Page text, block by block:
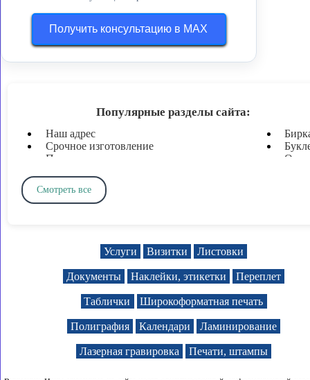
является картон производство календарики
Получить консультацию в MAX
Популярные разделы сайта:
Наш адрес
Срочное изготовление
Печати и штампы
Печать визиток
Ламинирование
Печать флаеров
Таблички и вывески
Наклейки, этикетки, стикеры
Плакаты
Баннеры
Пломбировочные наклейки
Таблички на дом
Полиграфия цветная
Смотреть все
Услуги Визитки Листовки
Документы Наклейки, этикетки Переплет
Таблички Широкоформатная печать
Полиграфия Календари Ламинирование
Лазерная гравировка Печати, штампы